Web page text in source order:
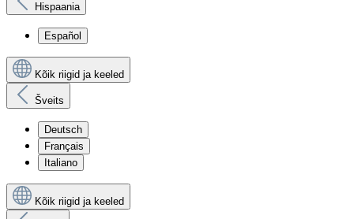
Hispaania
Español
Kõik riigid ja keeled
Šveits
Deutsch
Français
Italiano
Kõik riigid ja keeled